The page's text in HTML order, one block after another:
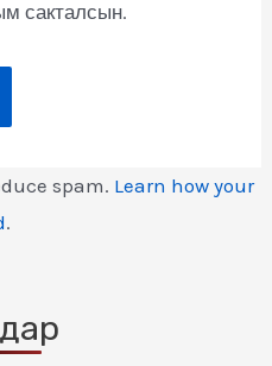
сакталсын.
spam. Learn how your
.